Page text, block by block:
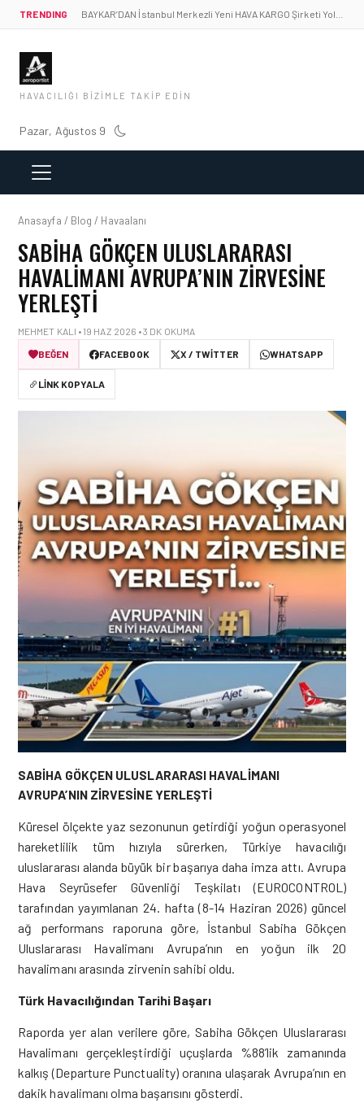
TRENDING
HAVACILIĞI BIZIMLE TAKIP EDIN
Pazar, Ağustos 9
Anasayfa / Blog / Havaalanı
SABIHA GÖKÇEN ULUSLARARASI
HAVALIMANI AVRUPA’NIN ZIRVESINE
YERLEŞTI
MEHMET KALI • 19 HAZ 2026 • 3 DK OKUMA
BEĞEN
FACEBOOK X / TWITTER WHATSAPP
LINK KOPYALA
SABİHA GÖKÇEN ULUSLARARASI HAVALİMANI
AVRUPA’NIN ZİRVESİNE YERLEŞTİ
Küresel ölçekte yaz sezonunun getirdiği yoğun operasyonel
hareketlilik tüm hızıyla sürerken, Türkiye havacılığı
uluslararası alanda büyük bir başarıya daha imza attı. Avrupa
Hava Seyrüsefer Güvenliği Teşkilatı (EUROCONTROL)
tarafından yayımlanan 24. hafta (8-14 Haziran 2026) güncel
ağ performans raporuna göre, İstanbul Sabiha Gökçen
Uluslararası Havalimanı Avrupa’nın en yoğun ilk 20
havalimanı arasında zirvenin sahibi oldu.
Türk Havacılığından Tarihi Başarı
Raporda yer alan verilere göre, Sabiha Gökçen Uluslararası
Havalimanı gerçekleştirdiği uçuşlarda %88’lik zamanında
kalkış (Departure Punctuality) oranına ulaşarak Avrupa’nın en
dakik havalimanı olma başarısını gösterdi.